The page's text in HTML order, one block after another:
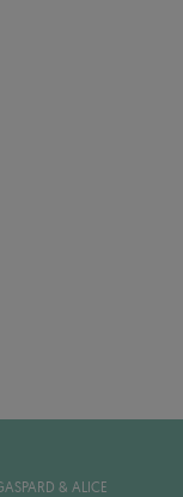
& ALICE